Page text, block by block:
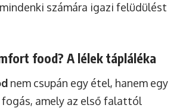
számára igazi felüdülést
food? A lélek tápláléka
nem csupán egy étel, hanem egy
fogás, amely az első falattól